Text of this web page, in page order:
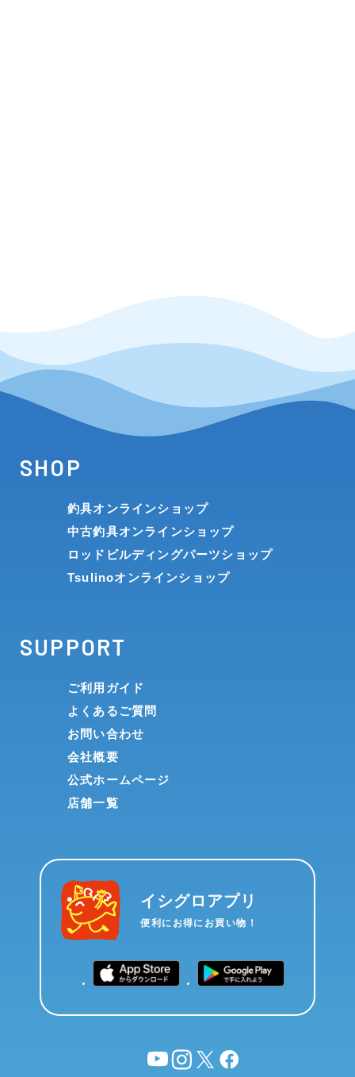
SHOP
釣具オンラインショップ
中古釣具オンラインショップ
ロッドビルディングパーツショップ
Tsulinoオンラインショップ
SUPPORT
ご利用ガイド
よくあるご質問
お問い合わせ
会社概要
公式ホームページ
店舗一覧
イシグロアプリ
便利にお得にお買い物！
YouTubeinstagram
X facebook